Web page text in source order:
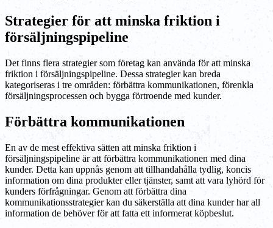
Strategier för att minska friktion i
försäljningspipeline
Det finns flera strategier som företag kan använda för att minska
friktion i försäljningspipeline. Dessa strategier kan breda
kategoriseras i tre områden: förbättra kommunikationen, förenkla
försäljningsprocessen och bygga förtroende med kunder.
Förbättra kommunikationen
En av de mest effektiva sätten att minska friktion i
försäljningspipeline är att förbättra kommunikationen med dina
kunder. Detta kan uppnås genom att tillhandahålla tydlig, koncis
information om dina produkter eller tjänster, samt att vara lyhörd för
kunders förfrågningar. Genom att förbättra dina
kommunikationsstrategier kan du säkerställa att dina kunder har all
information de behöver för att fatta ett informerat köpbeslut.